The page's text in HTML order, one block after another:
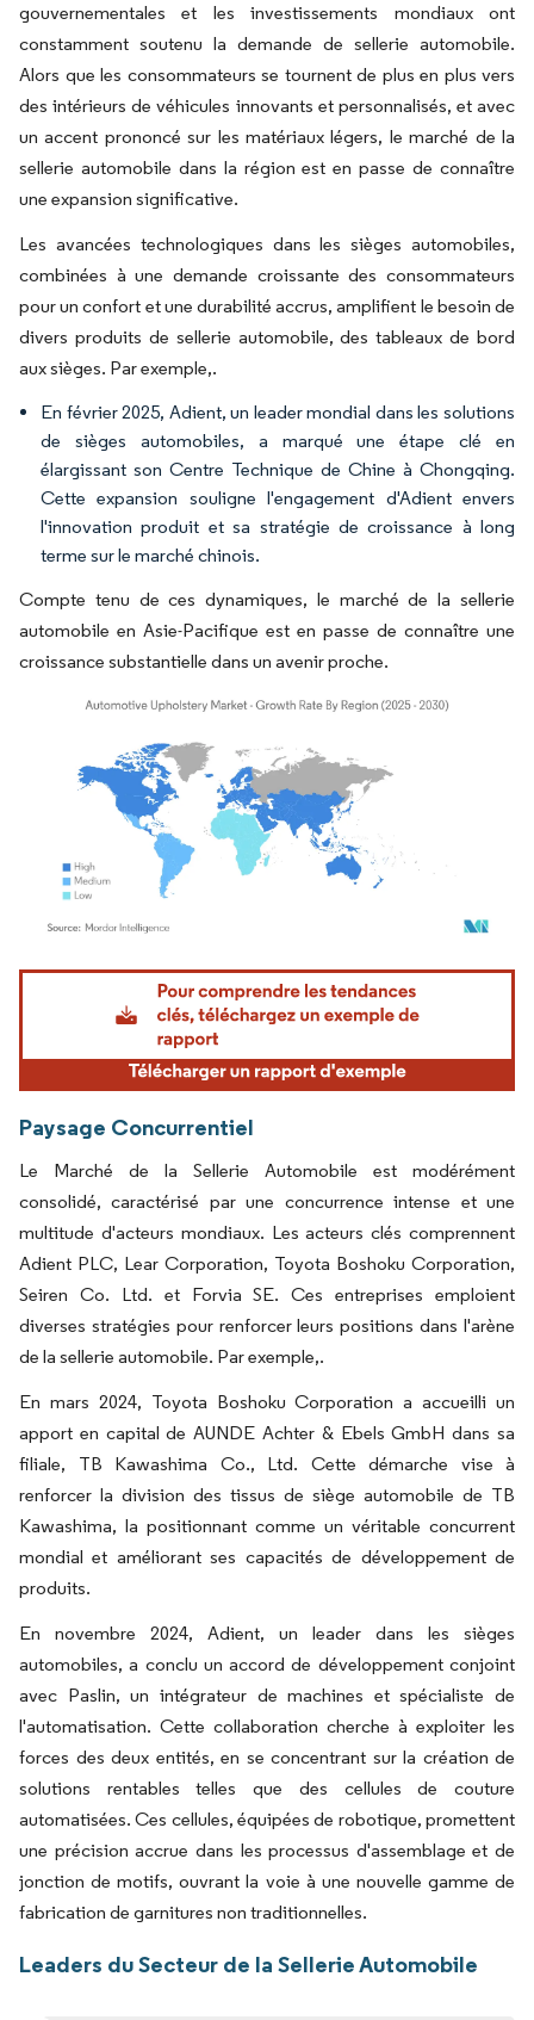
gouvernementales et les investissements mondiaux ont
constamment soutenu la demande de sellerie automobile.
Alors que les consommateurs se tournent de plus en plus vers
des intérieurs de véhicules innovants et personnalisés, et avec
un accent prononcé sur les matériaux légers, le marché de la
sellerie automobile dans la région est en passe de connaître
une expansion significative.
Les avancées technologiques dans les sièges automobiles,
combinées à une demande croissante des consommateurs
pour un confort et une durabilité accrus, amplifient le besoin de
divers produits de sellerie automobile, des tableaux de bord
aux sièges. Par exemple,.
En février 2025, Adient, un leader mondial dans les solutions
de sièges automobiles, a marqué une étape clé en
élargissant son Centre Technique de Chine à Chongqing.
Cette expansion souligne l'engagement d'Adient envers
l'innovation produit et sa stratégie de croissance à long
terme sur le marché chinois.
Compte tenu de ces dynamiques, le marché de la sellerie
automobile en Asie-Pacifique est en passe de connaître une
croissance substantielle dans un avenir proche.
Image © Mordor Intelligence. La réutilisation nécessite une attribution sous CC BY
Paysage Concurrentiel
Le Marché de la Sellerie Automobile est modérément
consolidé, caractérisé par une concurrence intense et une
multitude d'acteurs mondiaux. Les acteurs clés comprennent
Adient PLC, Lear Corporation, Toyota Boshoku Corporation,
Seiren Co. Ltd. et Forvia SE. Ces entreprises emploient
diverses stratégies pour renforcer leurs positions dans l'arène
de la sellerie automobile. Par exemple,.
En mars 2024, Toyota Boshoku Corporation a accueilli un
apport en capital de AUNDE Achter & Ebels GmbH dans sa
filiale, TB Kawashima Co., Ltd. Cette démarche vise à
renforcer la division des tissus de siège automobile de TB
Kawashima, la positionnant comme un véritable concurrent
mondial et améliorant ses capacités de développement de
produits.
En novembre 2024, Adient, un leader dans les sièges
automobiles, a conclu un accord de développement conjoint
avec Paslin, un intégrateur de machines et spécialiste de
l'automatisation. Cette collaboration cherche à exploiter les
forces des deux entités, en se concentrant sur la création de
solutions rentables telles que des cellules de couture
automatisées. Ces cellules, équipées de robotique, promettent
une précision accrue dans les processus d'assemblage et de
jonction de motifs, ouvrant la voie à une nouvelle gamme de
fabrication de garnitures non traditionnelles.
Leaders du Secteur de la Sellerie Automobile